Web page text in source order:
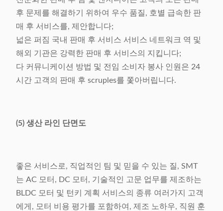
후 문제를 해결하기 위하여 우수 품질, 호별 급속한 판
매 후 서비스를, 제안합니다;
넓은 퍼짐 국내 판매 후 서비스 서비스 네트워크 역 및
해외 기관은 강력한 판매 후 서비스의 지킵니다;
다 커뮤니케이션 방법 및 전임 소비자 봉사 인원은 24
시간 고객의 판매 후 scruples를 쫓아버립니다.
(5) 생산 라인 단면도
좋은 서비스로, 직업적인 팀 및 믿을 수 있는 질, SMT
는 AC 모터, DC 모터, 기술적인 고문 업무를 제조하는
BLDC 모터 및 턴키 계획 서비스의 종류 여러가지 고객
에게, 모터 비용 평가를 포함하여, 제조 노하우, 직원 훈